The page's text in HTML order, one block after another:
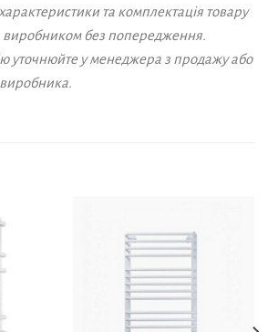
та комплектація товару
виробником без попередження.
уточнюйте у менеджера з продажу або
виробника.